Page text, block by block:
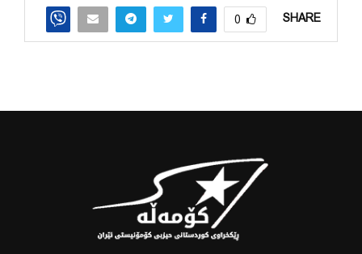
SHARE
0